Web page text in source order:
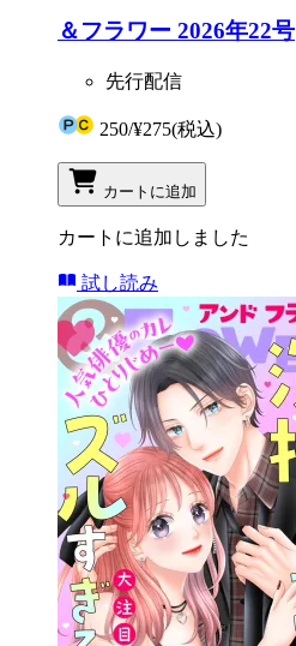
＆フラワー 2026年22号
先行配信
250/¥275(税込)
カートに追加
カートに追加しました
試し読み